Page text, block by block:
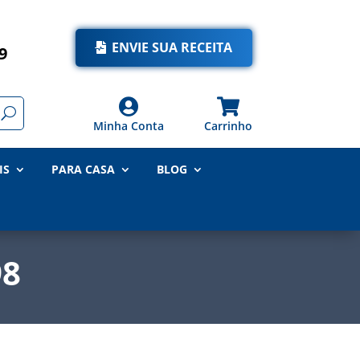
ENVIE SUA RECEITA

Minha Conta

Carrinho
PARA CASA BLOG